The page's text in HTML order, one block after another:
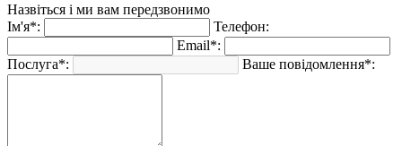
Назвіться і ми вам передзвонимо
Ім'я*:
Телефон:
Email*:
Послуга*:
Ваше повідомлення*: